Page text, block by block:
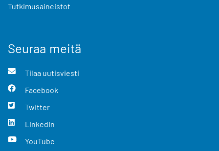
Tutkimusaineistot
Seuraa meitä
Tilaa uutisviesti
Facebook
Twitter
LinkedIn
YouTube